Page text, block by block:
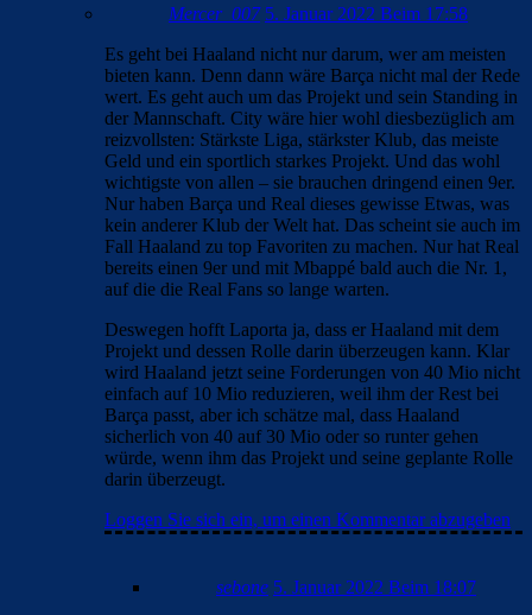
Mercer_007 5. Januar 2022 Beim 17:58
Es geht bei Haaland nicht nur darum, wer am meisten
bieten kann. Denn dann wäre Barça nicht mal der Rede
wert. Es geht auch um das Projekt und sein Standing in
der Mannschaft. City wäre hier wohl diesbezüglich am
reizvollsten: Stärkste Liga, stärkster Klub, das meiste
Geld und ein sportlich starkes Projekt. Und das wohl
wichtigste von allen – sie brauchen dringend einen 9er.
Nur haben Barça und Real dieses gewisse Etwas, was
kein anderer Klub der Welt hat. Das scheint sie auch im
Fall Haaland zu top Favoriten zu machen. Nur hat Real
bereits einen 9er und mit Mbappé bald auch die Nr. 1,
auf die die Real Fans so lange warten.
Deswegen hofft Laporta ja, dass er Haaland mit dem
Projekt und dessen Rolle darin überzeugen kann. Klar
wird Haaland jetzt seine Forderungen von 40 Mio nicht
einfach auf 10 Mio reduzieren, weil ihm der Rest bei
Barça passt, aber ich schätze mal, dass Haaland
sicherlich von 40 auf 30 Mio oder so runter gehen
würde, wenn ihm das Projekt und seine geplante Rolle
darin überzeugt.
Loggen Sie sich ein, um einen Kommentar abzugeben
sebone 5. Januar 2022 Beim 18:07